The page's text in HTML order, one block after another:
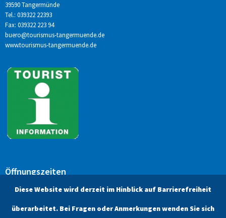
Diese Website wird derzeit im Hinblick auf Barrierefreiheit
überarbeitet. Bei Fragen oder Anmerkungen wenden Sie sich
39590 Tangermünde
Tel.: 039322 22393
Fax: 039322 223 94
buero@tourismus-tangermuende.de
www.tourismus-tangermuende.de
Öffnungszeiten
Unsere aktuellen Öffnungszeiten finden Sie unter dem Menüpunkt